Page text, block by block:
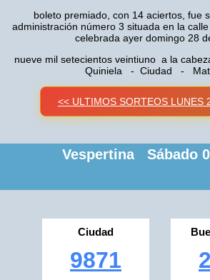
boleto premiado, con 14 aciertos, fue
administración número 3 situada en la
celebrada ayer domingo 28
nueve mil setecientos veintiuno a la
Quiniela - Ciudad -
<< ULTIMOS SORTEOS LUNES
Vespertina Sábado
Ciudad
9871